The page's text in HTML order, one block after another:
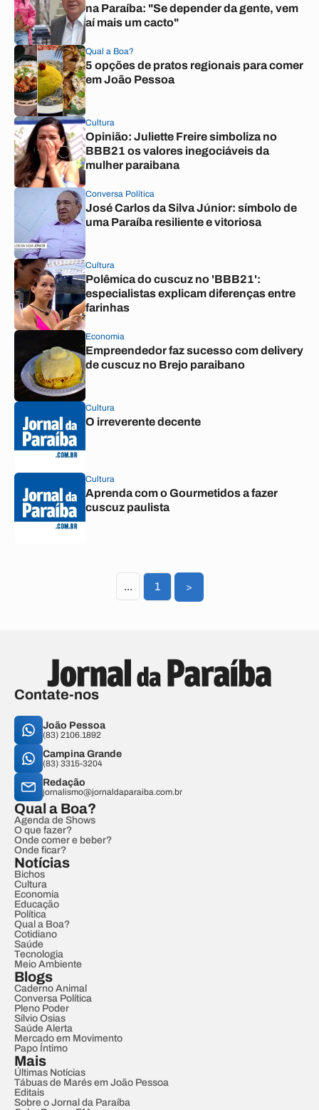
na Paraíba: "Se depender da gente, vem
aí mais um cacto"
Qual a Boa?
5 opções de pratos regionais para comer
em João Pessoa
Cultura
Opinião: Juliette Freire simboliza no
BBB21 os valores inegociáveis da
mulher paraibana
Conversa Política
José Carlos da Silva Júnior: símbolo de
uma Paraíba resiliente e vitoriosa
Cultura
Polêmica do cuscuz no 'BBB21':
especialistas explicam diferenças entre
farinhas
Economia
Empreendedor faz sucesso com delivery
de cuscuz no Brejo paraibano
Cultura
O irreverente decente
Cultura
Aprenda com o Gourmetidos a fazer
cuscuz paulista
... 1 >
Contate-nos
João Pessoa
(83) 2106.1892
Campina Grande
(83) 3315-3204
Redação
jornalismo@jornaldaparaiba.com.br
Qual a Boa?
Agenda de Shows
O que fazer?
Onde comer e beber?
Onde ficar?
Notícias
Bichos
Cultura
Economia
Educação
Política
Qual a Boa?
Cotidiano
Saúde
Tecnologia
Meio Ambiente
Blogs
Caderno Animal
Conversa Política
Pleno Poder
Sílvio Osias
Saúde Alerta
Mercado em Movimento
Papo Íntimo
Mais
Últimas Notícias
Tábuas de Marés em João Pessoa
Editais
Sobre o Jornal da Paraíba